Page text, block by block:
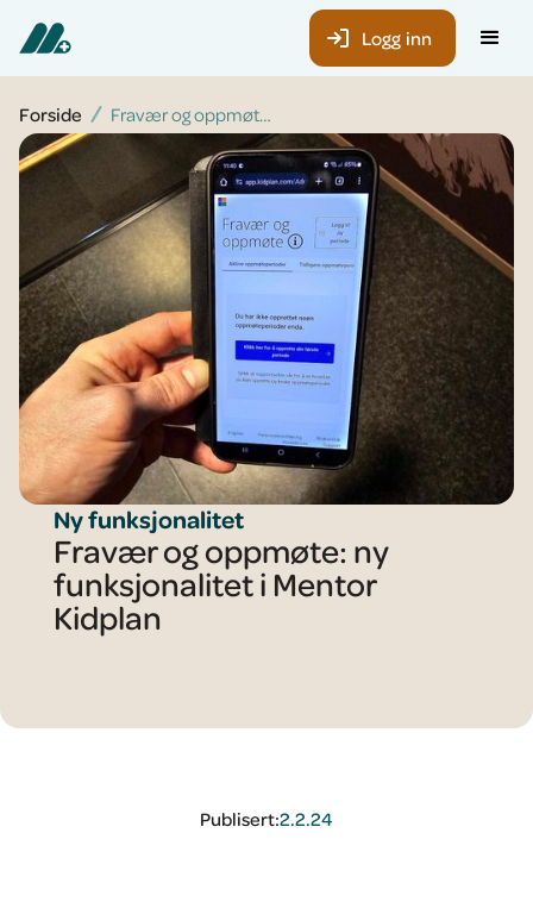
Logg inn
Forside Fravær og oppmøte: ny funksjonalitet i Mentor Kidplan
Ny funksjonalitet
Fravær og oppmøte: ny
funksjonalitet i Mentor
Kidplan
Publisert:2.2.24